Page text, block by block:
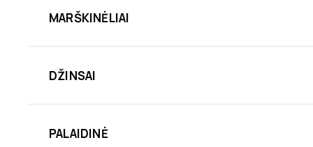
MARŠKINĖLIAI
DŽINSAI
PALAIDINĖ